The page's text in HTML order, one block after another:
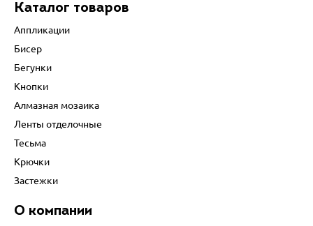
Каталог товаров
Аппликации
Бисер
Бегунки
Кнопки
Алмазная мозаика
Ленты отделочные
Тесьма
Крючки
Застежки
О компании